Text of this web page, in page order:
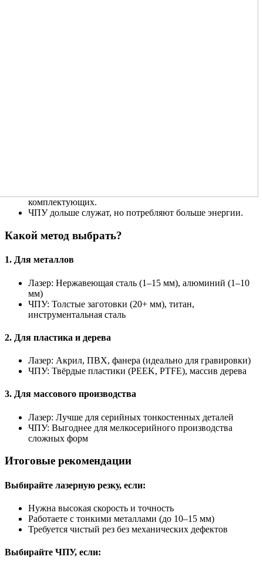
комплектующих.
ЧПУ дольше служат, но потребляют больше энергии.
Какой метод выбрать?
1. Для металлов
Лазер: Нержавеющая сталь (1–15 мм), алюминий (1–10
мм)
ЧПУ: Толстые заготовки (20+ мм), титан,
инструментальная сталь
2. Для пластика и дерева
Лазер: Акрил, ПВХ, фанера (идеально для гравировки)
ЧПУ: Твёрдые пластики (PEEK, PTFE), массив дерева
3. Для массового производства
Лазер: Лучше для серийных тонкостенных деталей
ЧПУ: Выгоднее для мелкосерийного производства
сложных форм
Итоговые рекомендации
Выбирайте лазерную резку, если:
Нужна высокая скорость и точность
Работаете с тонкими металлами (до 10–15 мм)
Требуется чистый рез без механических дефектов
Выбирайте ЧПУ, если: